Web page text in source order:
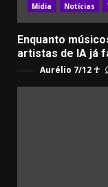
Mídia Notícias
Enquanto
artistas de IA já
Aurélio 7/12 ☥